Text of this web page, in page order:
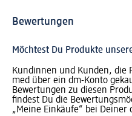
Bewertungen
Möchtest Du Produkte
Kundinnen und Kunden, die
med über ein dm-Konto
Bewertungen zu diesen
findest Du die
„Meine Einkäufe“ bei Deiner